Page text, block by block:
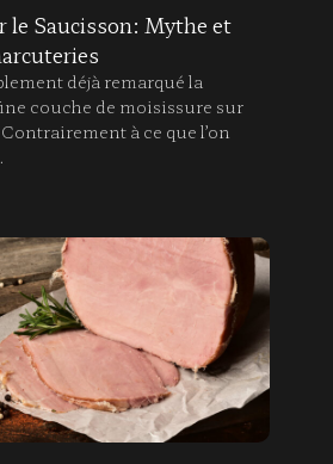
le Saucisson: Mythe et
déjà remarqué la
couche de moisissure sur
à ce que l’on